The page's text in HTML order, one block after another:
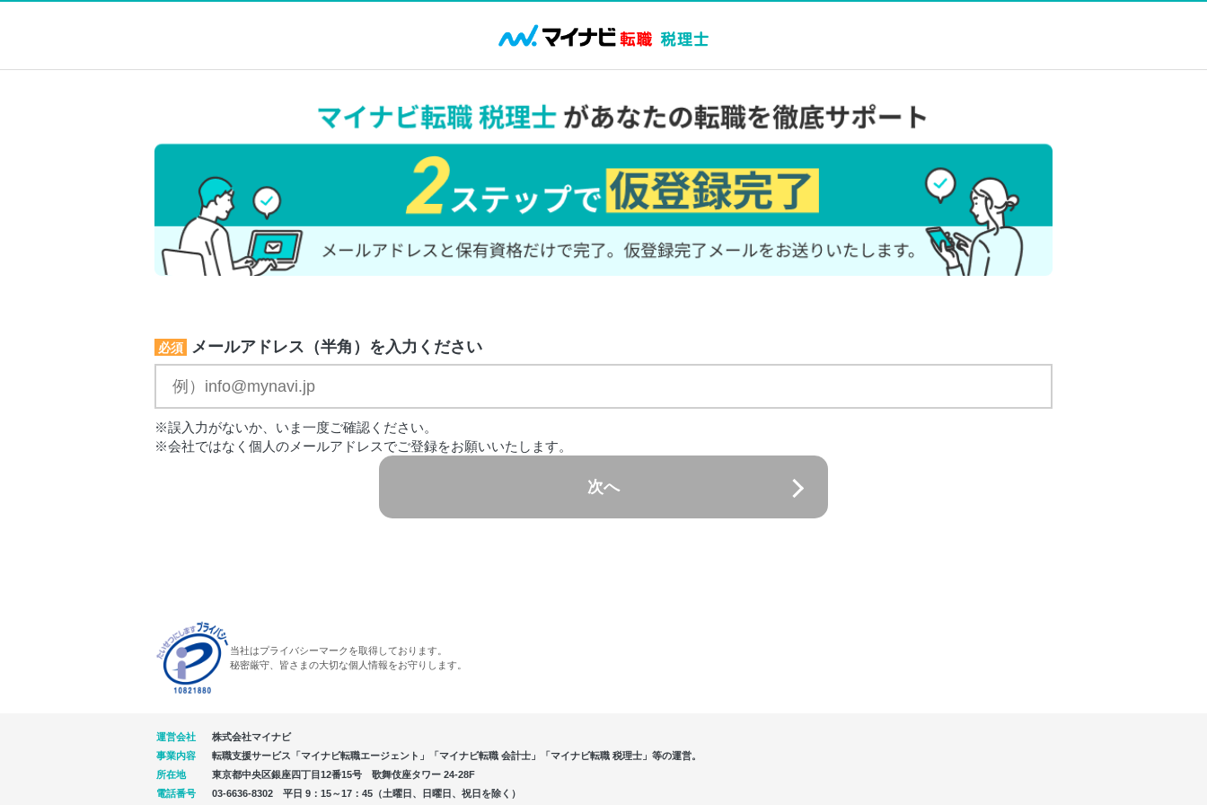
必須 メールアドレス（半角）を入力ください
※誤入力がないか、いま一度ご確認ください。
※会社ではなく個人のメールアドレスでご登録をお願いいたします。
次へ
当社はプライバシーマークを取得しております。
秘密厳守、皆さまの大切な個人情報をお守りします。
運営会社
株式会社マイナビ
事業内容
転職支援サービス「マイナビ転職エージェント」「マイナビ転職 会計士」「マイナビ転職 税理士」等の運営。
所在地
東京都中央区銀座四丁目12番15号 歌舞伎座タワー 24-28F
電話番号
03-6636-8302 平日 9：15～17：45（土曜日、日曜日、祝日を除く）